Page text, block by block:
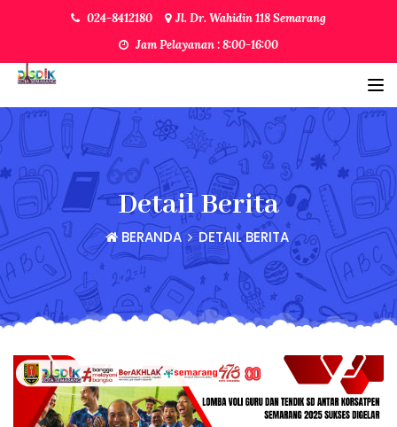
024-8412180
Jl. Dr. Wahidin 118 Semarang
Jam Pelayanan : 8:00-16:00
Detail Berita
BERANDA DETAIL BERITA